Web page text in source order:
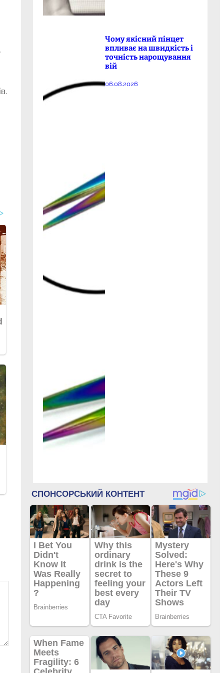
Чому якісний пінцет
впливає на швидкість і
точність нарощування
вій
06.08.2026